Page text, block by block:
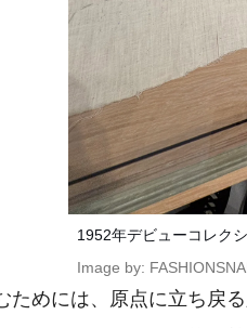
1952年デビューコレク
Image by:
めには、原点に立ち戻